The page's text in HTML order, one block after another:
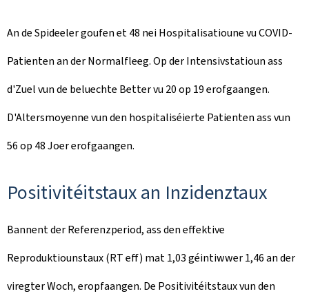
An de Spideeler goufen et 48 nei Hospitalisatioune vu COVID-
Patienten an der Normalfleeg. Op der Intensivstatioun ass
d'Zuel vun de beluechte Better vu 20 op 19 erofgaangen.
D'Altersmoyenne vun den hospitaliséierte Patienten ass vun
56 op 48 Joer erofgaangen.
Positivitéitstaux an Inzidenztaux
Bannent der Referenzperiod, ass den effektive
Reproduktiounstaux (RT eff) mat 1,03 géintiwwer 1,46 an der
viregter Woch, eropfaangen. De Positivitéitstaux vun den